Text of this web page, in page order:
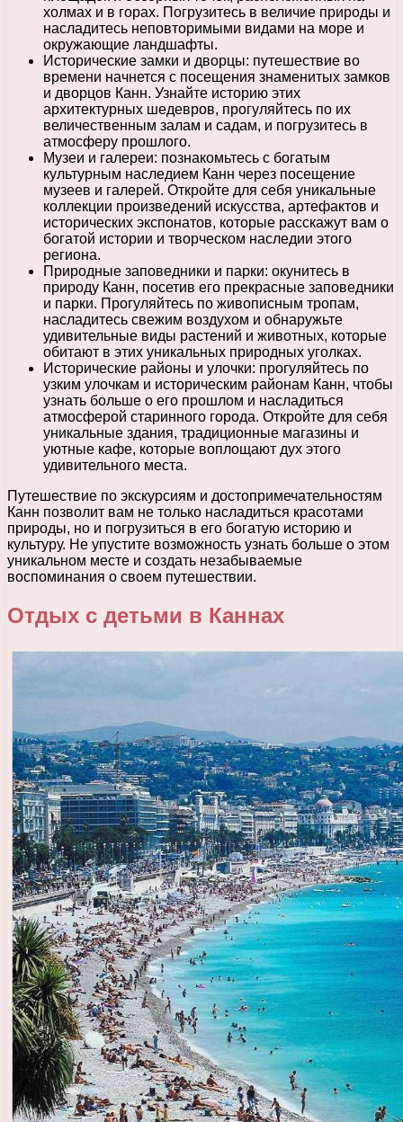
холмах и в горах. Погрузитесь в величие природы и
насладитесь неповторимыми видами на море и
окружающие ландшафты.
Исторические замки и дворцы: путешествие во
времени начнется с посещения знаменитых замков
и дворцов Канн. Узнайте историю этих
архитектурных шедевров, прогуляйтесь по их
величественным залам и садам, и погрузитесь в
атмосферу прошлого.
Музеи и галереи: познакомьтесь с богатым
культурным наследием Канн через посещение
музеев и галерей. Откройте для себя уникальные
коллекции произведений искусства, артефактов и
исторических экспонатов, которые расскажут вам о
богатой истории и творческом наследии этого
региона.
Природные заповедники и парки: окунитесь в
природу Канн, посетив его прекрасные заповедники
и парки. Прогуляйтесь по живописным тропам,
насладитесь свежим воздухом и обнаружьте
удивительные виды растений и животных, которые
обитают в этих уникальных природных уголках.
Исторические районы и улочки: прогуляйтесь по
узким улочкам и историческим районам Канн, чтобы
узнать больше о его прошлом и насладиться
атмосферой старинного города. Откройте для себя
уникальные здания, традиционные магазины и
уютные кафе, которые воплощают дух этого
удивительного места.
Путешествие по экскурсиям и достопримечательностям
Канн позволит вам не только насладиться красотами
природы, но и погрузиться в его богатую историю и
культуру. Не упустите возможность узнать больше о этом
уникальном месте и создать незабываемые
воспоминания о своем путешествии.
Отдых с детьми в Каннах